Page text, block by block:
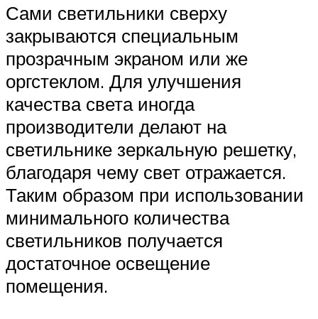
Сами светильники сверху
закрываются специальным
прозрачным экраном или же
оргстеклом. Для улучшения
качества света иногда
производители делают на
светильнике зеркальную решетку,
благодаря чему свет отражается.
Таким образом при использовании
минимального количества
светильников получается
достаточное освещение
помещения.